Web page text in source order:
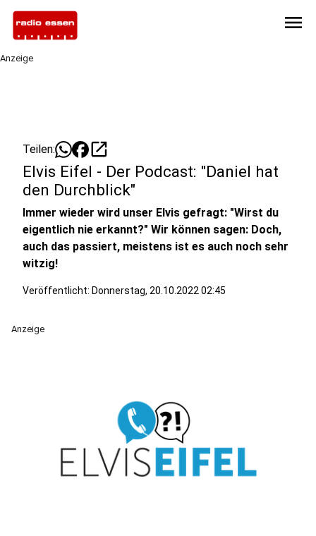
menu
Anzeige
Teilen: open_in_new
Elvis Eifel - Der Podcast: "Daniel hat
den Durchblick"
Immer wieder wird unser Elvis gefragt: "Wirst du
eigentlich nie erkannt?" Wir können sagen: Doch,
auch das passiert, meistens ist es auch noch sehr
witzig!
Veröffentlicht: Donnerstag, 20.10.2022 02:45
Anzeige